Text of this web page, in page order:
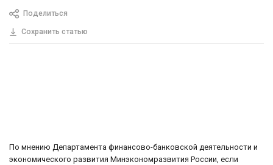
Поделиться
Сохранить статью
По мнению Департамента финансово-банковской деятельности и
экономического развития Минэкономразвития России, если